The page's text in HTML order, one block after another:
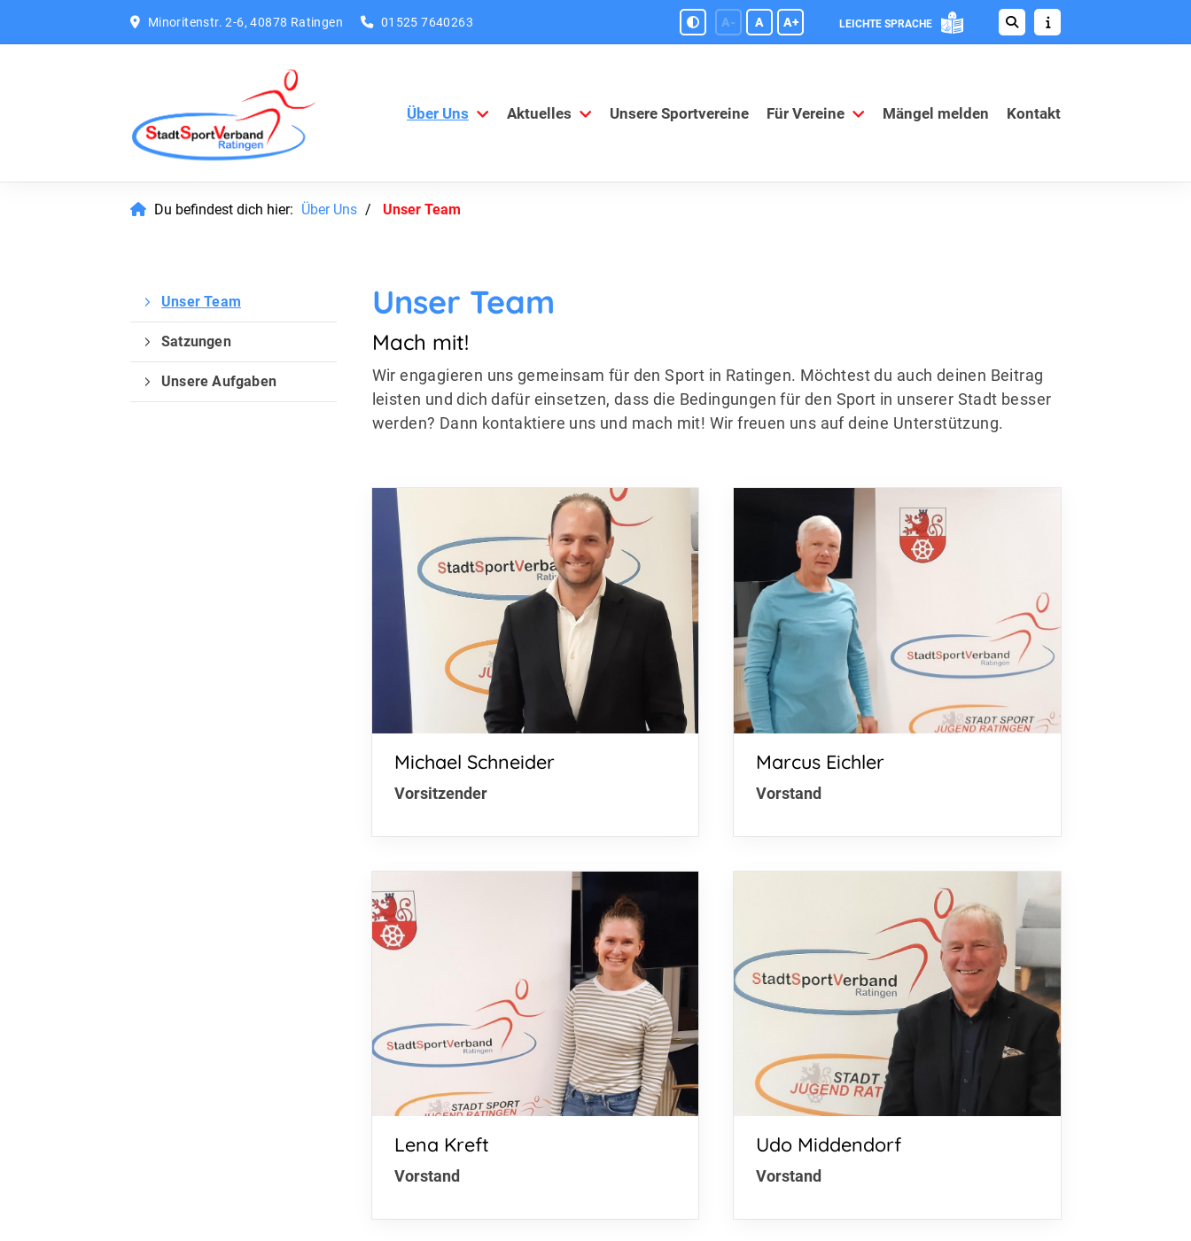
Minoritenstr. 2-6, 40878 Ratingen 01525 7640263 A- A A+ LEICHTE SPRACHE
Über Uns Aktuelles Unsere Sportvereine Für Vereine Mängel melden Kontakt
Du befindest dich hier: Über Uns Unser Team
Unser Team
Mach mit!
Wir engagieren uns gemeinsam für den Sport in Ratingen. Möchtest du auch deinen Beitrag
leisten und dich dafür einsetzen, dass die Bedingungen für den Sport in unserer Stadt besser
werden? Dann kontaktiere uns und mach mit! Wir freuen uns auf deine Unterstützung.
Michael Schneider
Vorsitzender
Marcus Eichler
Vorstand
Lena Kreft
Vorstand
Udo Middendorf
Vorstand
Unser Team
Satzungen
Unsere Aufgaben
Downloads
Minoritenstr. 2-6